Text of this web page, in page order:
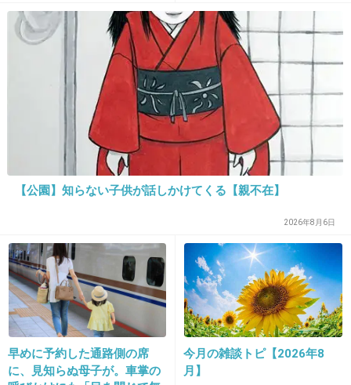
さ・・・
元彼のウンコは臭ーーーいの！
便器に付いたの指ですくって匂いを嗅いだらオエッとなった(TДT)
+2
2019/05/01(水) 14:11:08
職場のくそばばあと一緒だよね
21. 匿名 2019/05/01(水) 14:11:17
私がある病気で関節が変形してしまうんだけ
ど、それを見てご飯食べれないと言われ、触れ
られなくなり終いに浮気された。自分の病気の
さんには見えない」「分から
なかった」
晩年まで離婚に応じなかった
親戚の話→「一生復讐にな
る」「これ本人幸せなの？」
【公園】知らない子供が話しかけてくる【親不在】
2026年8月6日
早めに予約した通路側の席
に、見知らぬ母子が。車掌の
今月の雑談トピ【2026年8
月】